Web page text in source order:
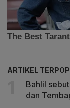
ARTIKEL
Bahlil
dan